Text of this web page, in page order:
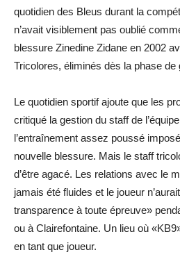
quotidien des Bleus durant la
n’avait visiblement pas oublié
blessure Zinedine Zidane en 2002
Tricolores, éliminés dès la phase de
Le quotidien sportif ajoute que les
critiqué la gestion du staff de
l’entraînement assez poussé
nouvelle blessure. Mais le staff
d’être agacé. Les relations avec le
jamais été fluides et le joueur
transparence à toute épreuve»
ou à Clairefontaine. Un lieu où
en tant que joueur.